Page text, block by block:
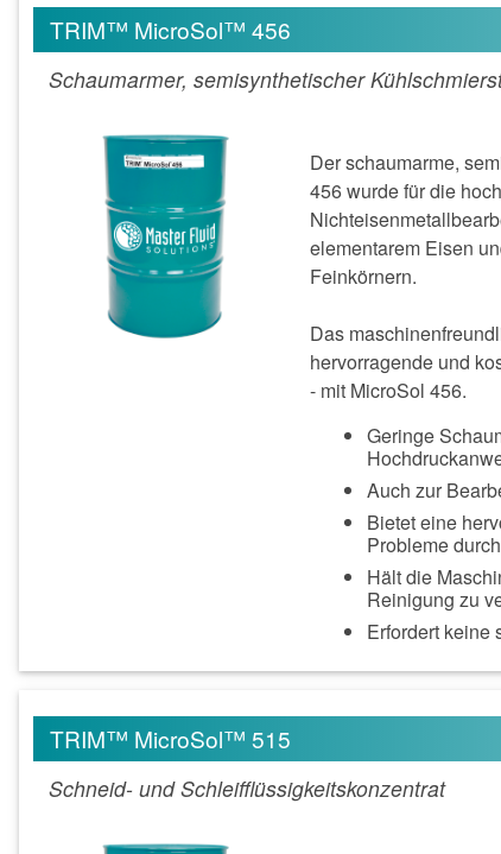
TRIM™ MicroSol™ 456
Schaumarmer, semisynthetischer
Der schaumarme,
456 wurde für die
elementarem Eisen
Feinkörnern.
Das
hervorragende und
- mit MicroSol 456.
Geringe
Auch zur
Bietet eine
Probleme
Hält die
Reinigung zu
Erfordert keine
TRIM™ MicroSol™ 515
Schneid- und Schleifflüssigkeitskonzentrat